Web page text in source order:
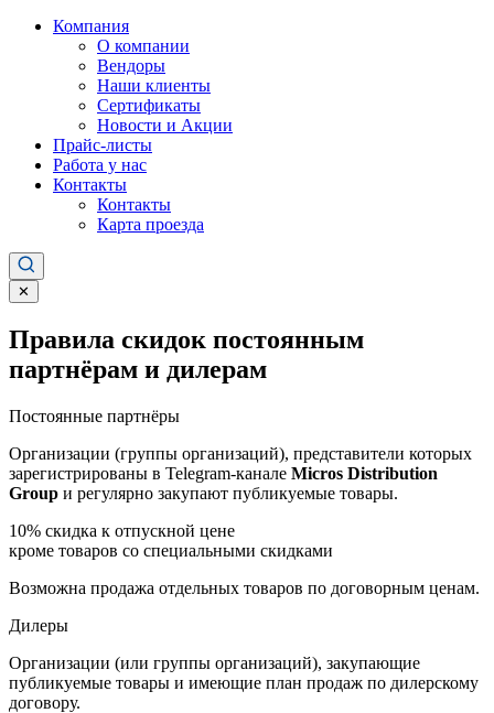
Компания
О компании
Вендоры
Наши клиенты
Сертификаты
Новости и Акции
Прайс-листы
Работа у нас
Контакты
Контакты
Карта проезда
✕
Правила скидок постоянным
партнёрам и дилерам
Постоянные партнёры
Организации (группы организаций), представители которых
зарегистрированы в Telegram-канале Micros Distribution
Group и регулярно закупают публикуемые товары.
10% скидка к отпускной цене
кроме товаров со специальными скидками
Возможна продажа отдельных товаров по договорным ценам.
Дилеры
Организации (или группы организаций), закупающие
публикуемые товары и имеющие план продаж по дилерскому
договору.